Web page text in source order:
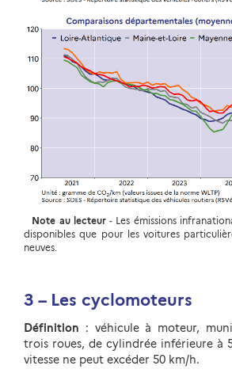
Note au lecteur- Les émissions
disponibles que pour les voitures
neuves.
3 – Les cyclomoteurs
Définition : véhicule à moteur,
trois roues, de cylindrée inférieure à
vitesse ne peut excéder 50 km/h.